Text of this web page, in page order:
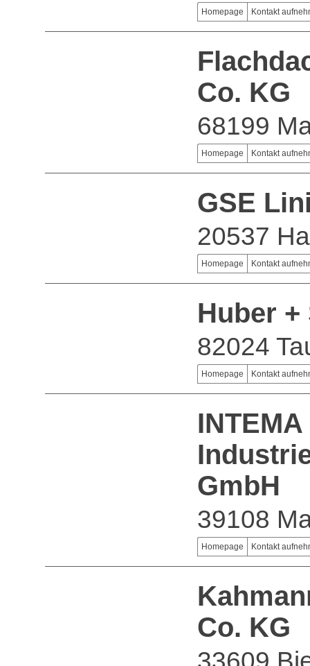
Homepage Kontakt
Co. KG
68199
Homepage Kontakt
GSE
20537
Homepage Kontakt
Huber +
82024
Homepage Kontakt
INTEMA
GmbH
39108
Homepage Kontakt
Co. KG